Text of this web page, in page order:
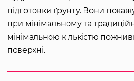
підготовки ґрунту. Вони
при мінімальному та
мінімальною кількістю
поверхні.